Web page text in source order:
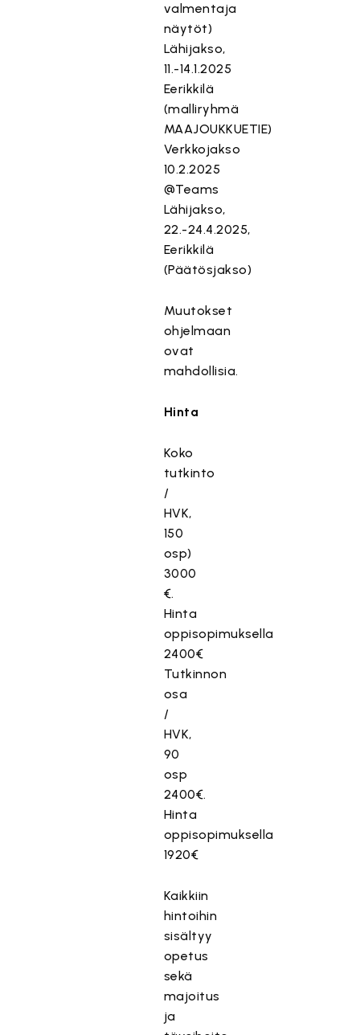
valmentaja
näytöt)
Lähijakso,
11.-14.1.2025
Eerikkilä
(malliryhmä
MAAJOUKKUETIE)
Verkkojakso
10.2.2025
@Teams
Lähijakso,
22.-24.4.2025,
Eerikkilä
(Päätösjakso)
Muutokset
ohjelmaan
ovat
mahdollisia.
Hinta
Koko
tutkinto
/
HVK,
150
osp)
3000
€.
Hinta
oppisopimuksella
2400€
Tutkinnon
osa
/
HVK,
90
osp
2400€.
Hinta
oppisopimuksella
1920€
Kaikkiin
hintoihin
sisältyy
opetus
sekä
majoitus
ja